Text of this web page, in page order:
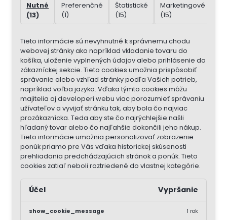
Nutné
(13)
Preferenčné
(1)
Štatistické
(15)
Marketingové
(15)
Tieto informácie sú nevyhnutné k správnemu chodu
webovej stránky ako napríklad vkladanie tovaru do
košíka, uloženie vyplnených údajov alebo prihlásenie do
zákazníckej sekcie. Tieto cookies umožnia prispôsobiť
správanie alebo vzhľad stránky podľa Vašich potrieb,
napríklad voľba jazyka. Vďaka týmto cookies môžu
majitelia aj developeri webu viac porozumieť správaniu
užívateľov a vyvijať stránku tak, aby bola čo najviac
prozákaznícka. Teda aby ste čo najrýchlejšie našli
hľadaný tovar alebo čo najľahšie dokončili jeho nákup.
Tieto informácie umožnia personalizovať zobrazenie
ponúk priamo pre Vás vďaka historickej skúsenosti
prehliadania predchádzajúcich stránok a ponúk. Tieto
cookies zatiaľ neboli roztriedené do vlastnej kategórie.
Účel Vypršanie
show_cookie_message
1 rok